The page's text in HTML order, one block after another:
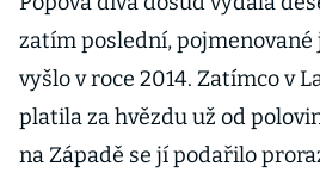
zatím poslední, pojmenované
vyšlo v roce 2014. Zatímco v
platila za hvězdu už od
na Západě se jí podařilo